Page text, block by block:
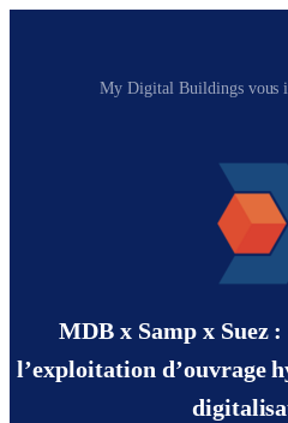
My Digital Buildings vous
MDB x Samp x Suez
l’exploitation d’ouvrage